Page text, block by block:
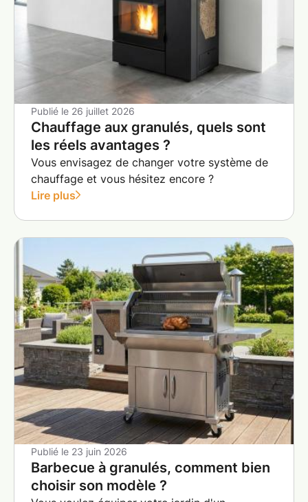
Publié le 26 juillet 2026
Chauffage aux granulés, quels sont
les réels avantages ?
Vous envisagez de changer votre système de
chauffage et vous hésitez encore ?
Lire plus
Publié le 23 juin 2026
Barbecue à granulés, comment bien
choisir son modèle ?